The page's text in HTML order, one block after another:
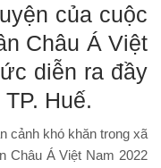
của cuộc
Châu Á Việt
diễn ra đầy
Huế.
cảnh khó khăn trong xã
Châu Á Việt Nam 2022